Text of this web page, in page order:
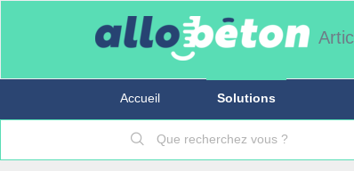
Accueil Solutions